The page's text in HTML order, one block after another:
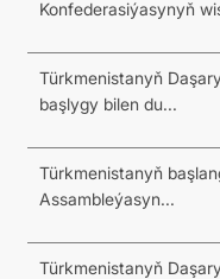
Konfederasiýasynyň
Türkmenistanyň
başlygy bilen du...
Türkmenistanyň
Assambleýasyn...
Türkmenistanyň